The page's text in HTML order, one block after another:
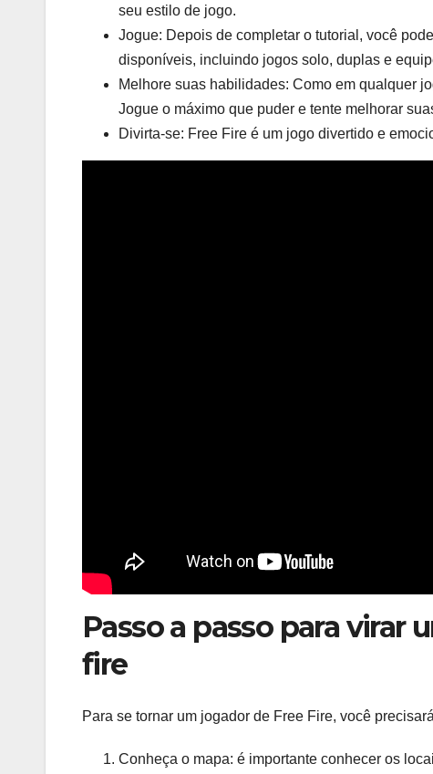
seu estilo de jogo.
Jogue: Depois de completar o tutorial, você
disponíveis, incluindo jogos solo, duplas e
Melhore suas habilidades: Como em qualquer
Jogue o máximo que puder e tente melhorar
Divirta-se: Free Fire é um jogo divertido e
Passo a passo para virar
fire
Para se tornar um jogador de Free Fire, você
Conheça o mapa: é importante conhecer os